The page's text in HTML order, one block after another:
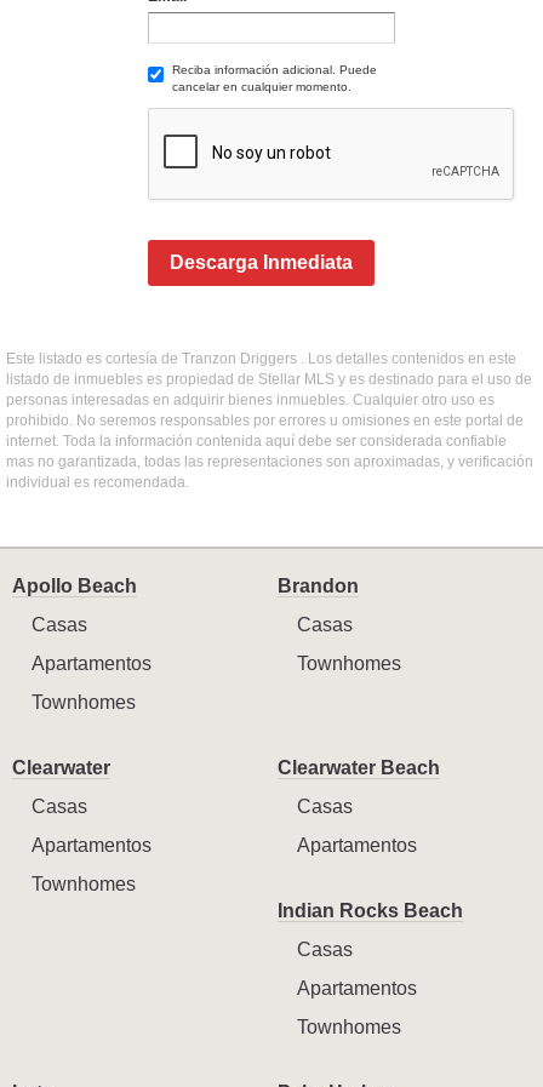
Reciba información adicional. Puede
cancelar en cualquier momento.
Descarga Inmediata
Este listado es cortesía de Tranzon Driggers . Los detalles contenidos en este
listado de inmuebles es propiedad de Stellar MLS y es destinado para el uso de
personas interesadas en adquirir bienes inmuebles. Cualquier otro uso es
prohibido. No seremos responsables por errores u omisiones en este portal de
internet. Toda la información contenida aquí debe ser considerada confiable
mas no garantizada, todas las representaciones son aproximadas, y verificación
individual es recomendada.
Apollo Beach
Casas
Apartamentos
Townhomes
Brandon
Casas
Townhomes
Clearwater
Casas
Apartamentos
Townhomes
Clearwater Beach
Casas
Apartamentos
Indian Rocks Beach
Casas
Apartamentos
Townhomes